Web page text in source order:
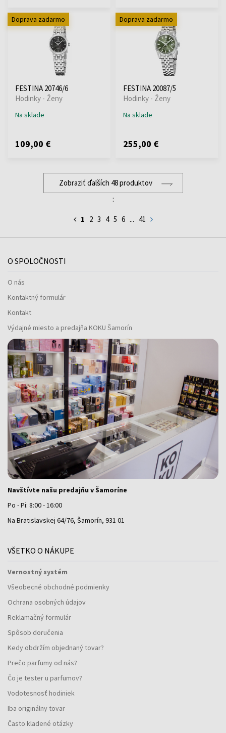
Doprava zadarmo
FESTINA 20746/6
Hodinky - Ženy
Na sklade
109,00 €
Doprava zadarmo
FESTINA 20087/5
Hodinky - Ženy
Na sklade
255,00 €
Zobraziť ďalších 48 produktov
:
1 2 3 4 5 6 ... 41
O SPOLOČNOSTI
O nás
Kontaktný formulár
Kontakt
Výdajné miesto a predajňa KOKU Šamorín
Navštívte našu predajňu v Šamoríne
Po - Pi: 8:00 - 16:00
Na Bratislavskej 64/76, Šamorín, 931 01
VŠETKO O NÁKUPE
Vernostný systém
Všeobecné obchodné podmienky
Ochrana osobných údajov
Reklamačný formulár
Spôsob doručenia
Kedy obdržím objednaný tovar?
Prečo parfumy od nás?
Čo je tester u parfumov?
Vodotesnosť hodiniek
Iba originálny tovar
Často kladené otázky